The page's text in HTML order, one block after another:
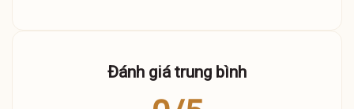
Đánh giá trung bình